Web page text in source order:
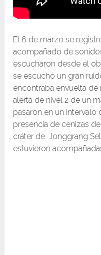
El 6 de marzo se
acompañado de
escucharon desde el
se escuchó un gran
encontraba envuelta de
alerta de nivel 2 de un
pasaron en un
presencia de cenizas
cráter de Jonggrang
estuvieron